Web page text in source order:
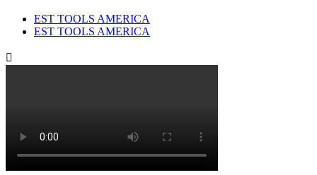
EST TOOLS AMERICA
EST TOOLS AMERICA
